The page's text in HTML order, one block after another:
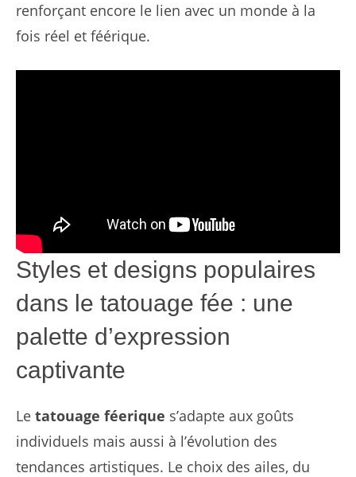
renforçant encore le lien avec un monde à la
fois réel et féérique.
Styles et designs populaires
dans le tatouage fée : une
palette d’expression
captivante
Le tatouage féerique s’adapte aux goûts
individuels mais aussi à l’évolution des
tendances artistiques. Le choix des ailes, du